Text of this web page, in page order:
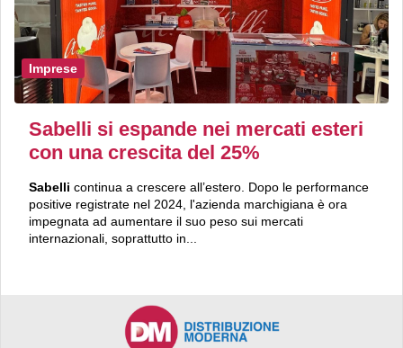
Imprese
Sabelli si espande nei mercati esteri
con una crescita del 25%
Sabelli continua a crescere all’estero. Dopo le performance
positive registrate nel 2024, l'azienda marchigiana è ora
impegnata ad aumentare il suo peso sui mercati
internazionali, soprattutto in...